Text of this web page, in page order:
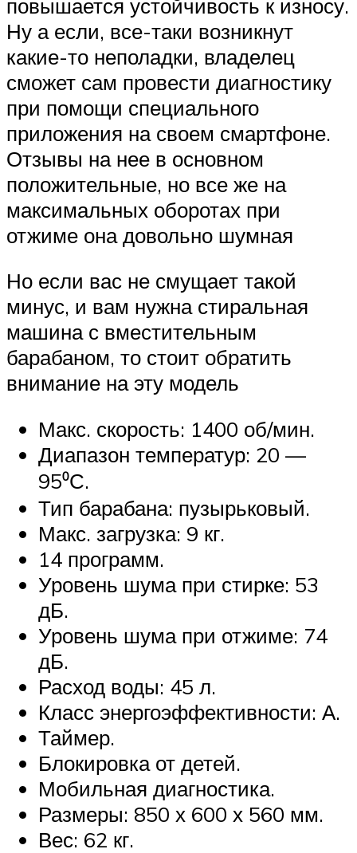
повышается устойчивость к износу.
Ну а если, все-таки возникнут
какие-то неполадки, владелец
сможет сам провести диагностику
при помощи специального
приложения на своем смартфоне.
Отзывы на нее в основном
положительные, но все же на
максимальных оборотах при
отжиме она довольно шумная
Но если вас не смущает такой
минус, и вам нужна стиральная
машина с вместительным
барабаном, то стоит обратить
внимание на эту модель
Макс. скорость: 1400 об/мин.
Диапазон температур: 20 —
95⁰С.
Тип барабана: пузырьковый.
Макс. загрузка: 9 кг.
14 программ.
Уровень шума при стирке: 53
дБ.
Уровень шума при отжиме: 74
дБ.
Расход воды: 45 л.
Класс энергоэффективности: А.
Таймер.
Блокировка от детей.
Мобильная диагностика.
Размеры: 850 х 600 х 560 мм.
Вес: 62 кг.